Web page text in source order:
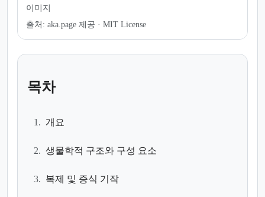
이미지
출처: aka.page 제공 · MIT License
목차
1. 개요
2. 생물학적 구조와 구성 요소
3. 복제 및 증식 기작